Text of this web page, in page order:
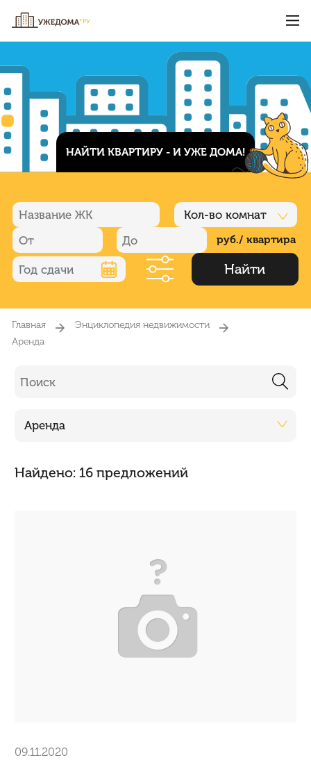
НАЙТИ КВАРТИРУ - И УЖЕ ДОМА!
Кол-во комнат
руб./ квартира
Найти
Главная
Энциклопедия недвижимости
Аренда
Найдено: 16 предложений
Аренда
09.11.2020